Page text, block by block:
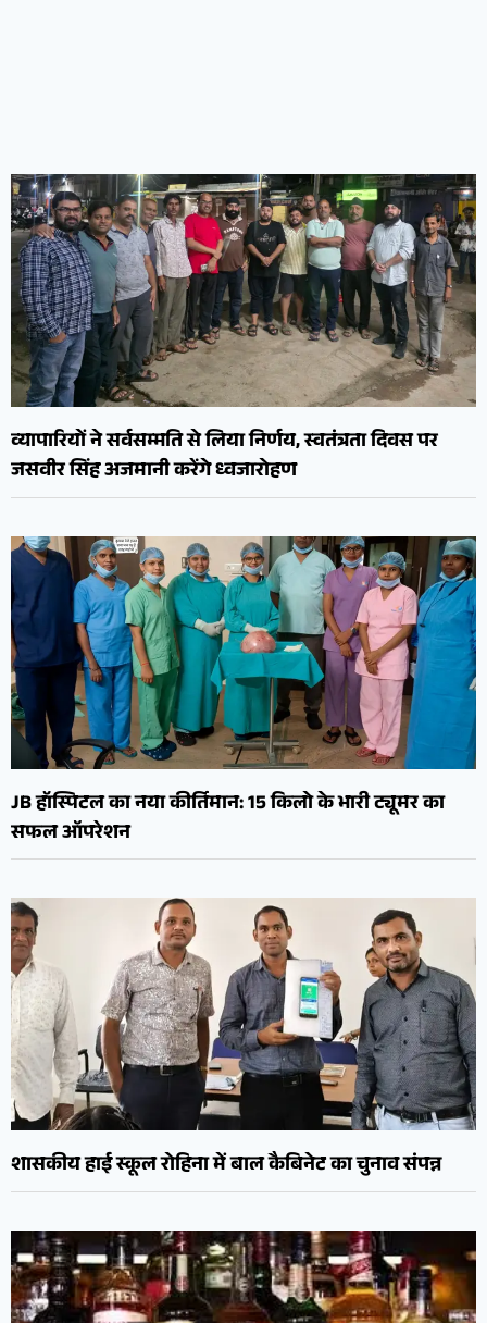
व्यापारियों ने सर्वसम्मति से लिया निर्णय, स्वतंत्रता दिवस पर
जसवीर सिंह अजमानी करेंगे ध्वजारोहण
JB हॉस्पिटल का नया कीर्तिमान: 15 किलो के भारी ट्यूमर का
सफल ऑपरेशन
शासकीय हाई स्कूल रोहिना में बाल कैबिनेट का चुनाव संपन्न